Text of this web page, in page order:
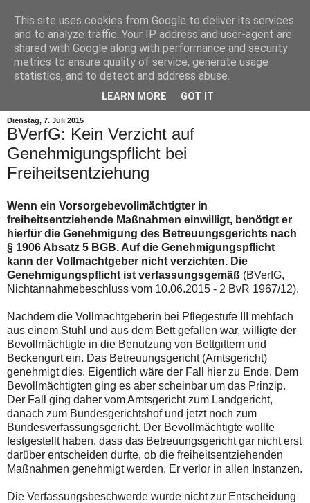
Dienstag, 7. Juli 2015
BVerfG: Kein Verzicht auf
Genehmigungspflicht bei
Freiheitsentziehung
Wenn ein Vorsorgebevollmächtigter in
freiheitsentziehende Maßnahmen einwilligt, benötigt er
hierfür die Genehmigung des Betreuungsgerichts nach
§ 1906 Absatz 5 BGB. Auf die Genehmigungspflicht
kann der Vollmachtgeber nicht verzichten. Die
Genehmigungspflicht ist verfassungsgemäß (BVerfG,
Nichtannahmebeschluss vom 10.06.2015 - 2 BvR 1967/12).
Nachdem die Vollmachtgeberin bei Pflegestufe III mehfach
aus einem Stuhl und aus dem Bett gefallen war, willigte der
Bevollmächtigte in die Benutzung von Bettgittern und
Beckengurt ein. Das Betreuungsgericht (Amtsgericht)
genehmigt dies. Eigentlich wäre der Fall hier zu Ende. Dem
Bevollmächtigten ging es aber scheinbar um das Prinzip.
Der Fall ging daher vom Amtsgericht zum Landgericht,
danach zum Bundesgerichtshof und jetzt noch zum
Bundesverfassungsgericht. Der Bevollmächtigte wollte
festgestellt haben, dass das Betreuungsgericht gar nicht erst
darüber entscheiden durfte, ob die freiheitsentziehenden
Maßnahmen genehmigt werden. Er verlor in allen Instanzen.
Die Verfassungsbeschwerde wurde nicht zur Entscheidung
This site uses cookies from Google to deliver its services
and to analyze traffic. Your IP address and user-agent are
shared with Google along with performance and security
metrics to ensure quality of service, generate usage
statistics, and to detect and address abuse.
LEARN MORE GOT IT